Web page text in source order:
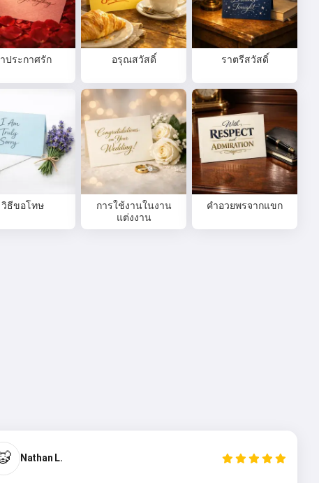
ประกาศรัก อรุณสวัสดิ์ ราตรีสวัสดิ์
วิธีขอโทษ
การใช้งานในงาน
แต่งงาน
คำอวยพรจากแขก
Nathan L.